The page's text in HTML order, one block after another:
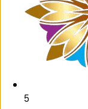
5